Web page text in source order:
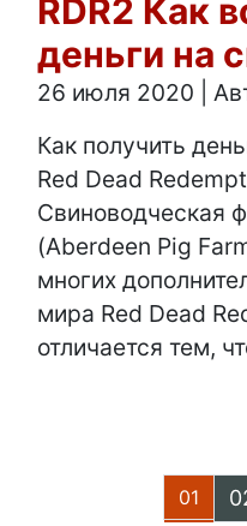
RDR2 Как
деньги на
26 июля 2020
Как получить
Red Dead
Свиноводческая
(Aberdeen Pig
многих
мира Red Dead
отличается тем,
01